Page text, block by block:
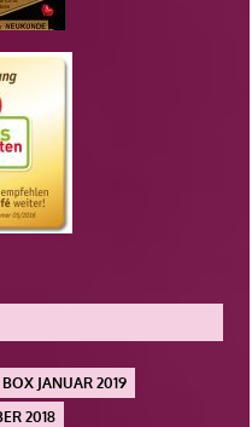
JANUAR 2019
2018